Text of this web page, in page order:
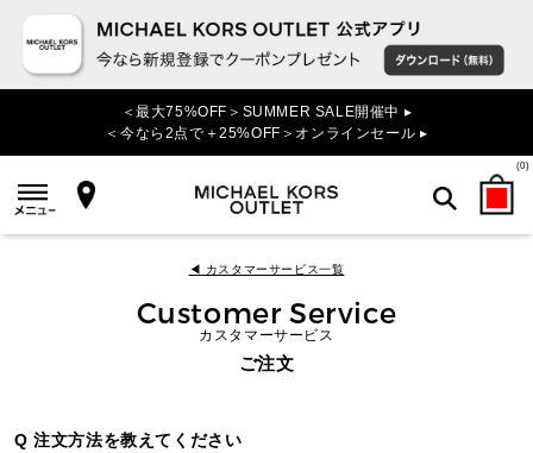
＜最大75%OFF＞SUMMER SALE開催中 ▸
＜今なら2点で＋25%OFF＞オンラインセール ▸
(0)
◀ カスタマーサービス一覧
Customer Service
カスタマーサービス
ご注文
Q 注文方法を教えてください